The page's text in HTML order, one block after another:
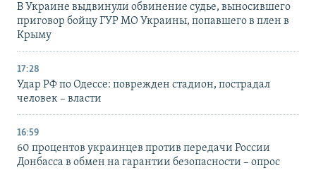
В Украине выдвинули обвинение судье, выносившего
приговор бойцу ГУР МО Украины, попавшего в плен в
Крыму
17:28
Удар РФ по Одессе: поврежден стадион, пострадал
человек – власти
16:59
60 процентов украинцев против передачи России
Донбасса в обмен на гарантии безопасности – опрос